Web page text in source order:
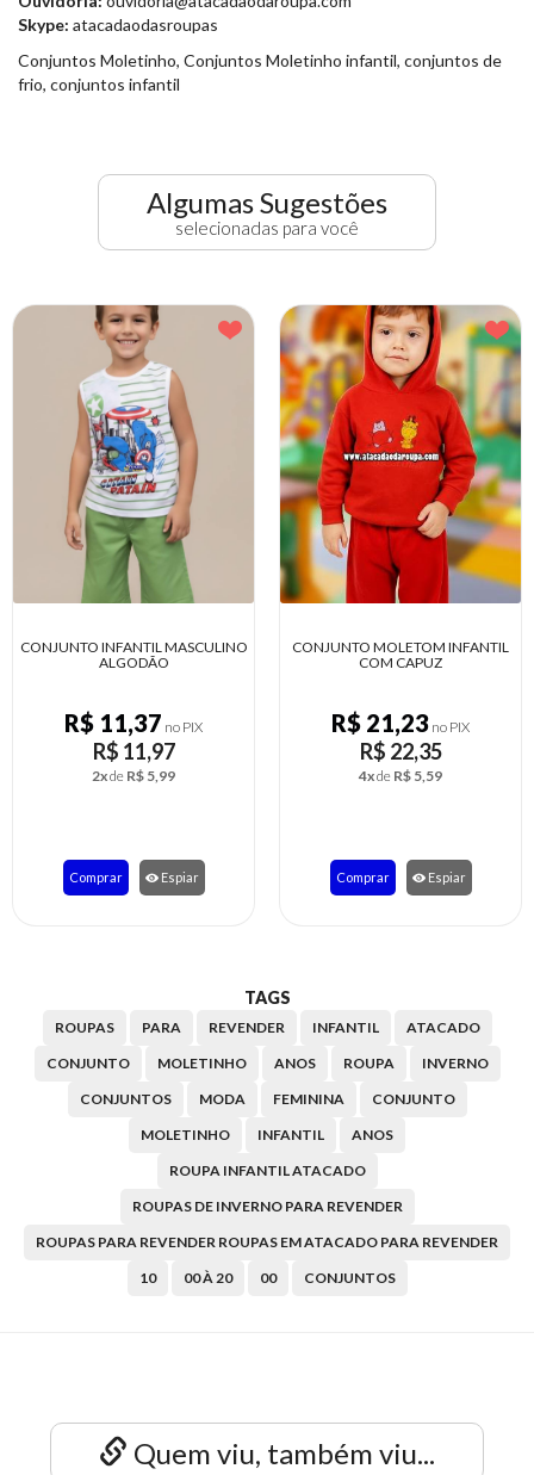
Skype: atacadaodasroupas
Conjuntos Moletinho, Conjuntos Moletinho infantil, conjuntos de
frio, conjuntos infantil
Algumas Sugestões
selecionadas para você
CONJUNTO MOLETOM INFANTIL
COM CAPUZ
R$ 21,23no PIX
R$ 22,35
4xdeR$ 5,59
Comprar Espiar
CONJUNTO INFANTIL
R$ 8,12no PIX
R$ 8,55
1xdeR$ 8,55
Comprar Espiar
TAGS
ROUPAS PARA REVENDER INFANTIL
ATACADO
CONJUNTO
MOLETINHO ANOS ROUPA
INVERNO
CONJUNTOS
MODA FEMININA
CONJUNTO
MOLETINHO
INFANTIL
ANOS
ROUPA INFANTIL ATACADO
ROUPAS DE INVERNO PARA REVENDER
ROUPAS PARA REVENDER ROUPAS EM ATACADO PARA REVENDER
10
00 À 20 00 CONJUNTOS
Quem viu, também viu...